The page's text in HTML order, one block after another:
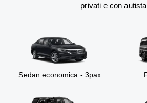
privati e con
Sedan economica - 3pax